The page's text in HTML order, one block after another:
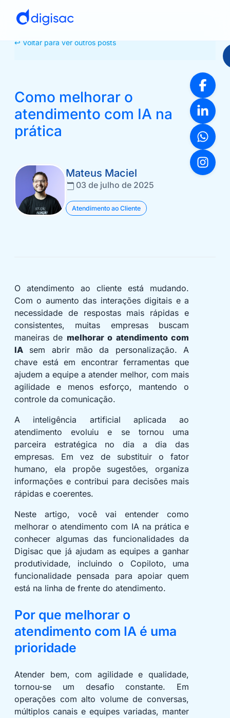
↩ Voltar para ver outros posts
Como melhorar o
atendimento com IA na
prática
Mateus Maciel
03 de julho de 2025
Atendimento ao Cliente
O atendimento ao cliente está mudando.
Com o aumento das interações digitais e a
necessidade de respostas mais rápidas e
consistentes, muitas empresas buscam
maneiras de melhorar o atendimento com
IA sem abrir mão da personalização. A
chave está em encontrar ferramentas que
ajudem a equipe a atender melhor, com mais
agilidade e menos esforço, mantendo o
controle da comunicação.
A inteligência artificial aplicada ao
atendimento evoluiu e se tornou uma
parceira estratégica no dia a dia das
empresas. Em vez de substituir o fator
humano, ela propõe sugestões, organiza
informações e contribui para decisões mais
rápidas e coerentes.
Neste artigo, você vai entender como
melhorar o atendimento com IA na prática e
conhecer algumas das funcionalidades da
Digisac que já ajudam as equipes a ganhar
produtividade, incluindo o Copiloto, uma
funcionalidade pensada para apoiar quem
está na linha de frente do atendimento.
Por que melhorar o
atendimento com IA é uma
prioridade
Atender bem, com agilidade e qualidade,
tornou-se um desafio constante. Em
operações com alto volume de conversas,
múltiplos canais e equipes variadas, manter